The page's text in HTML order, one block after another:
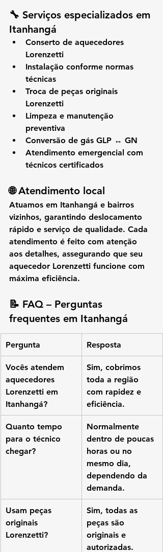
🔧 Serviços especializados em
Itanhangá
Conserto de aquecedores
Lorenzetti
Instalação conforme normas
técnicas
Troca de peças originais
Lorenzetti
Limpeza e manutenção
preventiva
Conversão de gás GLP ↔ GN
Atendimento emergencial com
técnicos certificados
🌐 Atendimento local
Atuamos em Itanhangá e bairros
vizinhos, garantindo deslocamento
rápido e serviço de qualidade. Cada
atendimento é feito com atenção
aos detalhes, assegurando que seu
aquecedor Lorenzetti funcione com
máxima eficiência.
📝 FAQ – Perguntas
frequentes em Itanhangá
Pergunta Resposta
Vocês atendem
aquecedores
Lorenzetti em
Itanhangá?
Sim, cobrimos
toda a região
com rapidez e
eficiência.
Quanto tempo
para o técnico
chegar?
Normalmente
dentro de poucas
horas ou no
mesmo dia,
dependendo da
demanda.
Usam peças
originais
Lorenzetti?
Sim, todas as
peças são
originais e
autorizadas.